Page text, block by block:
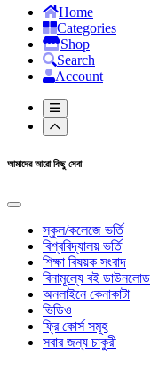
Home
Categories
Shop
Search
Account
আমাদের আরো কিছু সেবা
স্কুল/কলেজে ভর্তি
বিশ্ববিদ্যালয় ভর্তি
শিক্ষা বিষয়ক সংবাদ
বিনামূল্যে বই ডাউনলোড
অনলাইনে কেনাকাটা
ভিডিও
ফ্রি কোর্স সমূহ
সবার জন্য চাকুরী